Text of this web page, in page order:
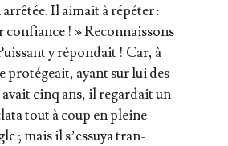
Il aimait à répé­ter :
confiance ! » Recon­nais­sons
y répon­dait ! Car, à
ayant sur lui des
cinq ans, il regar­dait un
tout à coup en pleine
; mais il s’es­suya tran­